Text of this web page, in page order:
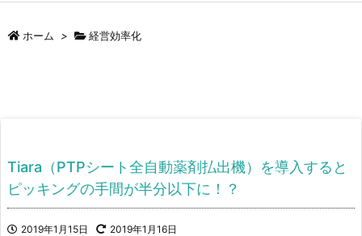
ホーム > 経営効率化
Tiara（PTPシート全自動薬剤払出機）を導入すると
ピッキングの手間が半分以下に！？
2019年1月15日 2019年1月16日